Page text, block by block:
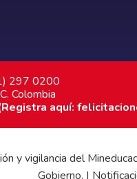
297 0200
Colombia
aquí:
y vigilancia del
Gobierno. |